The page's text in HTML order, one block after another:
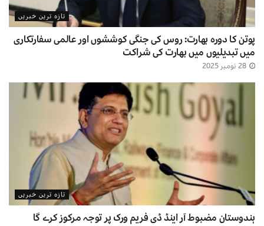
تازہ ترین خبریں
پوتن کا دورہ بھارت: روس کی جنگی کوششوں اور عالمی سفارتکاری
میں تبدیلیوں میں بھارت کی شراکت
تازہ ترین خبریں
ہندوستان مضبوط آر اینڈ ڈی فریم ورک پر توجہ مرکوز کرے گا